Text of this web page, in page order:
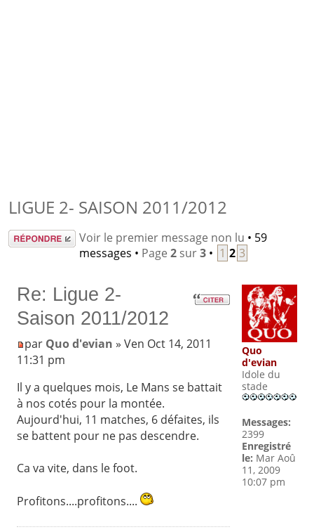
LIGUE 2- SAISON 2011/2012
Répondre Voir le premier message non lu • 59
messages • Page 2sur3• 1 2 3
Re: Ligue 2-
Saison 2011/2012
par Quo d'evian » Ven Oct 14, 2011
11:31 pm
Il y a quelques mois, Le Mans se battait
à nos cotés pour la montée.
Aujourd'hui, 11 matches, 6 défaites, ils
se battent pour ne pas descendre.
Ca va vite, dans le foot.
Profitons....profitons....
Quo
d'evian
Idole du
stade
Messages:
2399
Enregistré
le: Mar Aoû
11, 2009
10:07 pm